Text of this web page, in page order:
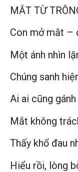
MẮT TỪ
Con mở mắt –
Một ánh nhìn
Chúng sanh
Ai ai cũng
Mắt không
Thấy khổ đau
Hiểu rồi, lòng